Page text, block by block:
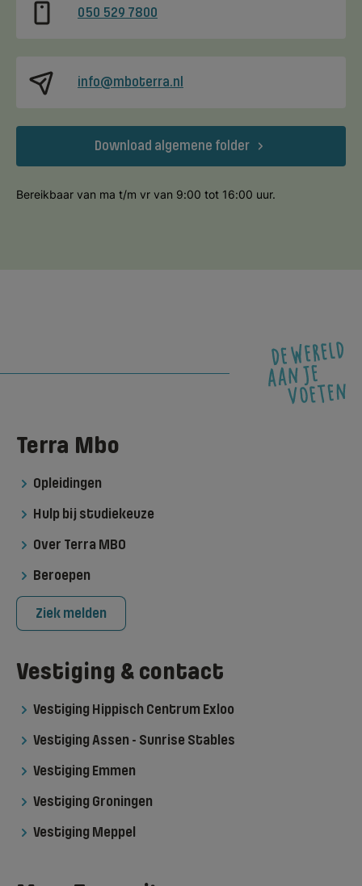
050 529 7800
info@mboterra.nl
Download algemene folder
Bereikbaar van ma t/m vr van 9:00 tot 16:00 uur.
Terra Mbo
Opleidingen
Hulp bij studiekeuze
Over Terra MBO
Beroepen
Ziek melden
Vestiging & contact
Vestiging Hippisch Centrum Exloo
Vestiging Assen - Sunrise Stables
Vestiging Emmen
Vestiging Groningen
Vestiging Meppel